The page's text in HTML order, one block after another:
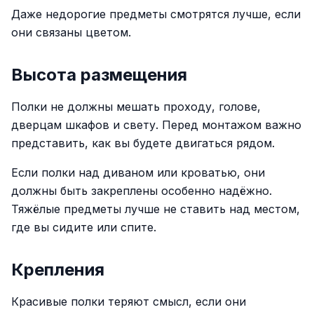
Даже недорогие предметы смотрятся лучше, если
они связаны цветом.
Высота размещения
Полки не должны мешать проходу, голове,
дверцам шкафов и свету. Перед монтажом важно
представить, как вы будете двигаться рядом.
Если полки над диваном или кроватью, они
должны быть закреплены особенно надёжно.
Тяжёлые предметы лучше не ставить над местом,
где вы сидите или спите.
Крепления
Красивые полки теряют смысл, если они